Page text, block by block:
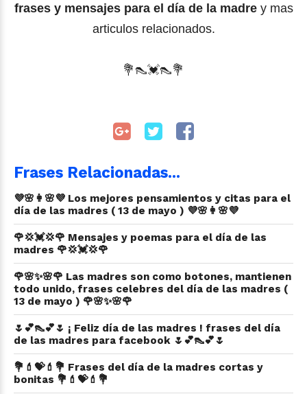
frases y mensajes para el día de la madre y mas
articulos relacionados.
💐 👠💓👠💐
Frases Relacionadas...
💜🌸👩🌸💜 Los mejores pensamientos y citas para el
día de las madres ( 13 de mayo ) 💜🌸👩🌸💜
🌹💢💓💢🌹 Mensajes y poemas para el día de las
madres 🌹💢💓💢🌹
🌹🌸✨🌸🌹 Las madres son como botones, mantienen
todo unido, frases celebres del día de las madres (
13 de mayo ) 🌹🌸✨🌸🌹
🌷💕👠💕🌷 ¡ Feliz día de las madres ! frases del día
de las madres para facebook 🌷💕👠💕🌷
💐💄💝💄💐 Frases del día de la madres cortas y
bonitas 💐💄💝💄💐